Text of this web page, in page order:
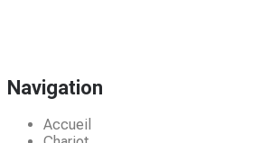
Navigation
Accueil